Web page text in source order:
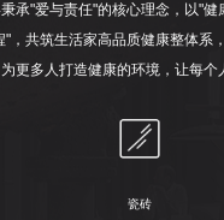
承"爱与责任"的核心理念，以"健
"，共筑生活家高品质健康整体系
更多人打造健康的环境，让每个
瓷砖